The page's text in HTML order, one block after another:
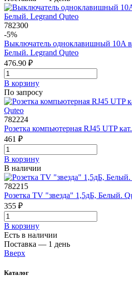
782300
-5%
Выключатель одноклавишный 10A
Белый. Legrand Quteo
476.90 ₽
В корзинy
По запросу
782224
Розетка компьютерная RJ45 UTP
461 ₽
В корзинy
В наличии
782215
Розетка TV "звезда" 1,5дБ, Белый.
355 ₽
В корзинy
Есть в наличии
Поставка — 1 день
Вверх
Каталог